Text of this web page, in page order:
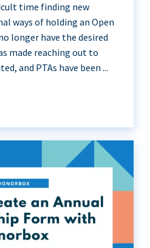
time finding new
ways of holding an Open
longer have the desired
made reaching out to
and PTAs have been ...